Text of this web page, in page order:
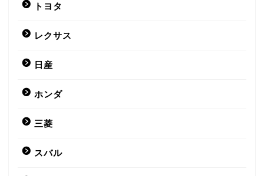
トヨタ
レクサス
日産
ホンダ
三菱
スバル